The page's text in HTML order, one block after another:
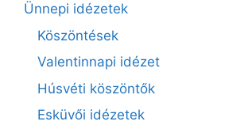
Ünnepi idézetek
Köszöntések
Valentinnapi idézet
Húsvéti köszöntők
Esküvői idézetek